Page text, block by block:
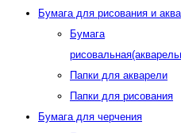
Бумага для рисования и
Бумага
Папки для акварели
Папки для рисования
Бумага для черчения